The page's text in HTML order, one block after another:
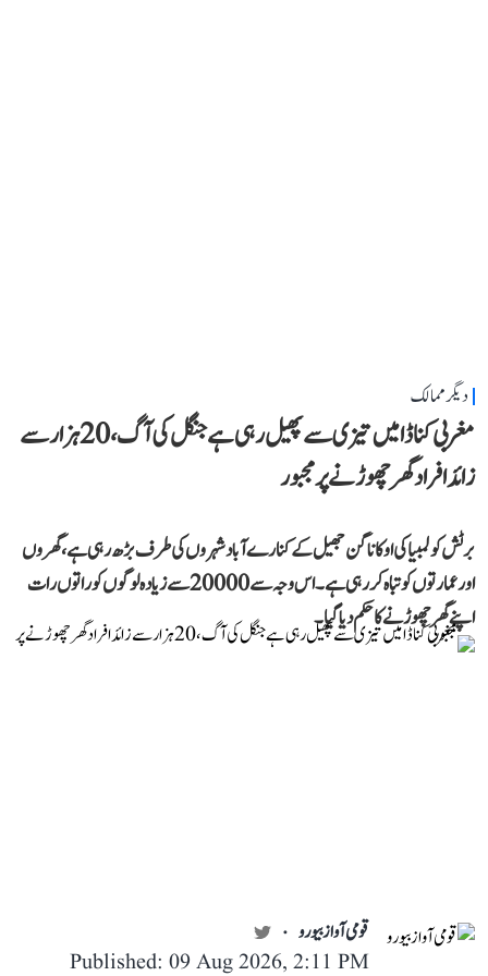
دیگر ممالک
مغربی کناڈا میں تیزی سے پھیل رہی ہے جنگل کی آگ، 20 ہزار سے
زائد افراد گھر چھوڑنے پر مجبور
برٹش کولمبیا کی اوکاناگن جھیل کے کنارے آباد شہروں کی طرف بڑھ رہی ہے، گھروں
اور عمارتوں کو تباہ کر رہی ہے۔ اس وجہ سے 20000 سے زیادہ لوگوں کو راتوں رات
اپنے گھر چھوڑنے کا حکم دیا گیا۔
قومی آواز بیورو
Published: 09 Aug 2026, 2:11 PM